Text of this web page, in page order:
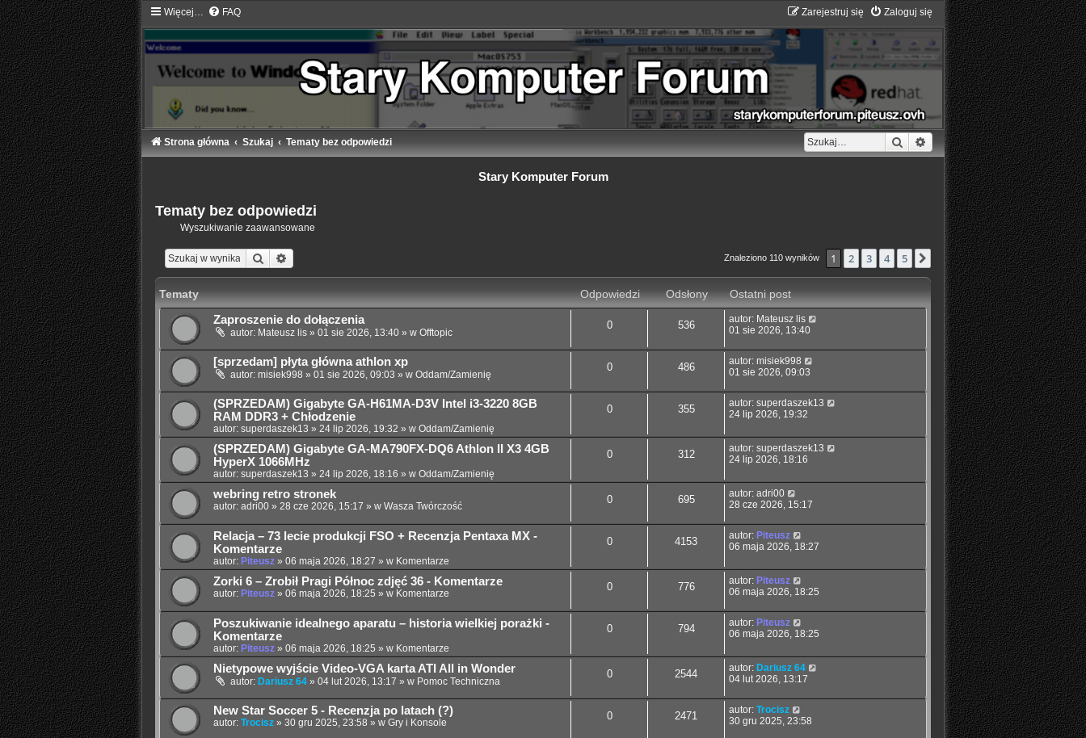
Więcej… FAQ Zaloguj się
Zarejestruj się
Szukaj Wyszukiwanie zaawansowane
Strona główna Szukaj Tematy bez odpowiedzi
Stary Komputer Forum
Tematy bez odpowiedzi
Wyszukiwanie zaawansowane
Szukaj Znaleziono 110 wyników 1 2 3 4 5 Następna
Tematy Odpowiedzi Odsłony
Ostatni post
Zaproszenie do dołączenia
autor: Mateusz lis » 01 sie 2026, 13:40 » w Offtopic
0 536 autor: Mateusz lis
01 sie 2026, 13:40
[sprzedam] płyta główna athlon xp
autor: misiek998 » 01 sie 2026, 09:03 » w Oddam/Zamienię
0 486 autor: misiek998
01 sie 2026, 09:03
(SPRZEDAM) Gigabyte GA-H61MA-D3V Intel i3-3220 8GB
RAM DDR3 + Chłodzenie
autor: superdaszek13 » 24 lip 2026, 19:32 » w Oddam/Zamienię
0 355 autor: superdaszek13
24 lip 2026, 19:32
(SPRZEDAM) Gigabyte GA-MA790FX-DQ6 Athlon II X3 4GB
HyperX 1066MHz
autor: superdaszek13 » 24 lip 2026, 18:16 » w Oddam/Zamienię
0 312 autor: superdaszek13
24 lip 2026, 18:16
webring retro stronek
autor: adri00 » 28 cze 2026, 15:17 » w Wasza Twórczość
0 695 autor: adri00
28 cze 2026, 15:17
Relacja – 73 lecie produkcji FSO + Recenzja Pentaxa MX -
Komentarze
autor: Piteusz » 06 maja 2026, 18:27 » w Komentarze
0 4153 autor: Piteusz
06 maja 2026, 18:27
Zorki 6 – Zrobił Pragi Północ zdjęć 36 - Komentarze
autor: Piteusz » 06 maja 2026, 18:25 » w Komentarze
0 776 autor: Piteusz
06 maja 2026, 18:25
Poszukiwanie idealnego aparatu – historia wielkiej porażki -
Komentarze
autor: Piteusz » 06 maja 2026, 18:25 » w Komentarze
0 794 autor: Piteusz
06 maja 2026, 18:25
Nietypowe wyjście Video-VGA karta ATI All in Wonder
autor: Dariusz 64 » 04 lut 2026, 13:17 » w Pomoc Techniczna
0 2544 autor: Dariusz 64
04 lut 2026, 13:17
New Star Soccer 5 - Recenzja po latach (?)
autor: Trocisz » 30 gru 2025, 23:58 » w Gry i Konsole
0 2471 autor: Trocisz
30 gru 2025, 23:58